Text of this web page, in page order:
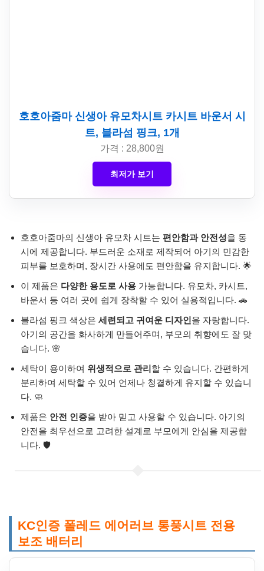
호호아줌마 신생아 유모차시트 카시트 바운서 시
트, 블라섬 핑크, 1개
가격 : 28,800원
최저가 보기
호호아줌마의 신생아 유모차 시트는 편안함과 안전성을 동
시에 제공합니다. 부드러운 소재로 제작되어 아기의 민감한
피부를 보호하며, 장시간 사용에도 편안함을 유지합니다. 🌟
이 제품은 다양한 용도로 사용 가능합니다. 유모차, 카시트,
바운서 등 여러 곳에 쉽게 장착할 수 있어 실용적입니다. 🚗
블라섬 핑크 색상은 세련되고 귀여운 디자인을 자랑합니다.
아기의 공간을 화사하게 만들어주며, 부모의 취향에도 잘 맞
습니다. 🌸
세탁이 용이하여 위생적으로 관리할 수 있습니다. 간편하게
분리하여 세탁할 수 있어 언제나 청결하게 유지할 수 있습니
다. 🧼
제품은 안전 인증을 받아 믿고 사용할 수 있습니다. 아기의
안전을 최우선으로 고려한 설계로 부모에게 안심을 제공합
니다. 🛡️
KC인증 폴레드 에어러브 통풍시트 전용
보조 배터리